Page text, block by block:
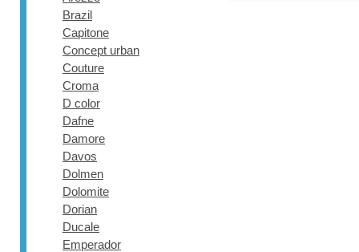
Brazil
Capitone
Concept urban
Couture
Croma
D color
Dafne
Damore
Davos
Dolmen
Dolomite
Dorian
Ducale
Emperador